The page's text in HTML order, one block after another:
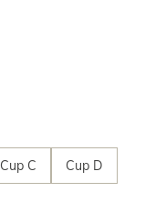
Cup C Cup D